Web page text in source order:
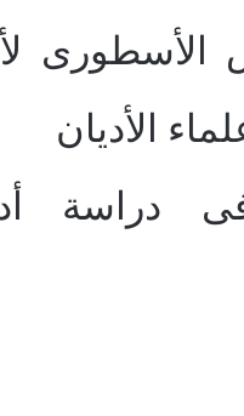
الأديان
دراسة